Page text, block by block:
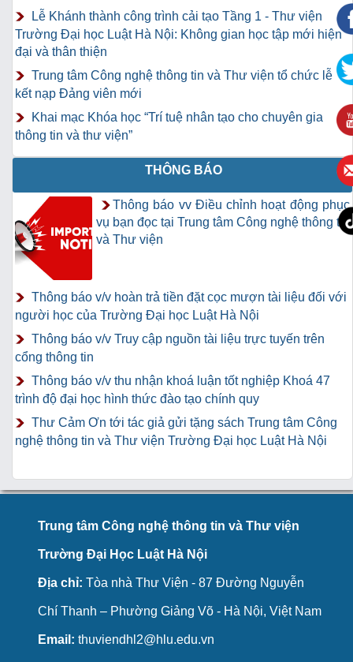
Lễ Khánh thành công trình cải tạo Tầng 1 - Thư viện
Trường Đại học Luật Hà Nội: Không gian học tập mới hiện
đại và thân thiện
Trung tâm Công nghệ thông tin và Thư viện tổ chức lễ
kết nạp Đảng viên mới
Khai mạc Khóa học “Trí tuệ nhân tạo cho chuyên gia
thông tin và thư viện”
THÔNG BÁO
Thông báo vv Điều chỉnh hoạt động phục
vụ bạn đọc tại Trung tâm Công nghệ thông tin
và Thư viện
Thông báo v/v hoàn trả tiền đặt cọc mượn tài liệu đối với
người học của Trường Đại học Luật Hà Nội
Thông báo v/v Truy cập nguồn tài liệu trực tuyến trên
cổng thông tin
Thông báo v/v thu nhận khoá luận tốt nghiệp Khoá 47
trình độ đại học hình thức đào tạo chính quy
Thư Cảm Ơn tới tác giả gửi tặng sách Trung tâm Công
nghệ thông tin và Thư viện Trường Đại học Luật Hà Nội
Trung tâm Công nghệ thông tin và Thư viện
Trường Đại Học Luật Hà Nội
Địa chỉ: Tòa nhà Thư Viện - 87 Đường Nguyễn
Chí Thanh – Phường Giảng Võ - Hà Nội, Việt Nam
Email: thuviendhl2@hlu.edu.vn